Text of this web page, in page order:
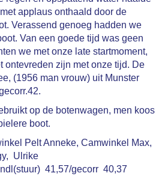
applaus onthaald door de
Verassend genoeg hadden we
Van een goede tijd was geen
we met onze late startmoment,
ontevreden zijn met onze tijd. De
(1956 man vrouw) uit Munster
op de botenwagen, men koos
boot.
Pelt Anneke, Camwinkel Max,
Ulrike
41,57/gecorr 40,37